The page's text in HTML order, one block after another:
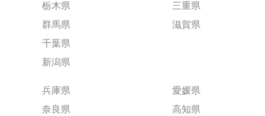
栃木県
群馬県
千葉県
新潟県
三重県
滋賀県
兵庫県
奈良県
愛媛県
高知県